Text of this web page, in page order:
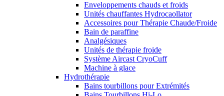
Enveloppements chauds et froids
Unités chauffantes Hydrocaollator
Accessoires pour Thérapie Chaude/Froide
Bain de paraffine
Analgésiques
Unités de thérapie froide
Système Aircast CryoCuff
Machine à glace
Hydrothérapie
Bains tourbillons pour Extrémités